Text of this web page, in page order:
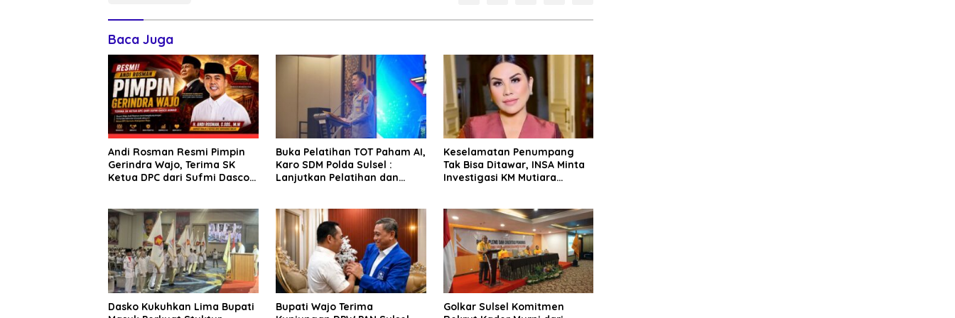
Baca Juga
Andi Rosman Resmi Pimpin
Gerindra Wajo, Terima SK
Ketua DPC dari Sufmi Dasco
Buka Pelatihan TOT Paham AI,
Karo SDM Polda Sulsel :
Lanjutkan Pelatihan dan
Keselamatan Penumpang
Tak Bisa Ditawar, INSA Minta
Investigasi KM Mutiara
Dasko Kukuhkan Lima Bupati
Bupati Wajo Terima
Golkar Sulsel Komitmen